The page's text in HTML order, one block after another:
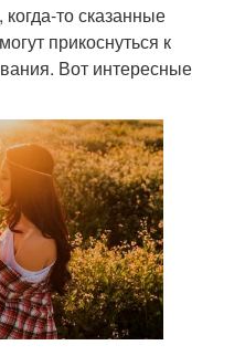
то сказанные
прикоснуться к
Вот интересные